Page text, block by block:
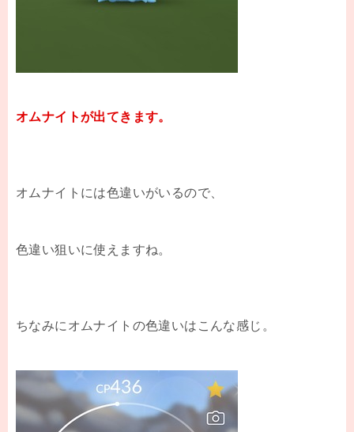
オムナイトが出てきます。
オムナイトには色違いがいるので、
色違い狙いに使えますね。
ちなみにオムナイトの色違いはこんな感じ。